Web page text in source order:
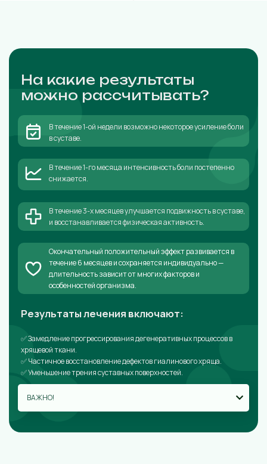
На какие результаты
можно рассчитывать?
В течение 1-ой недели возможно некоторое усиление боли
в суставе.
В течение 1-го месяца интенсивность боли постепенно
снижается.
В течение 3-х месяцев улучшается подвижность в суставе,
и восстанавливается физическая активность.
Окончательный положительный эффект развивается в
течение 6 месяцев и сохраняется индивидуально —
длительность зависит от многих факторов и
особенностей организма.
Результаты лечения включают:
✅ Замедление прогрессирования дегенеративных процессов в
хрящевой ткани.
✅ Частичное восстановление дефектов гиалинового хряща.
✅ Уменьшение трения суставных поверхностей.
ВАЖНО!